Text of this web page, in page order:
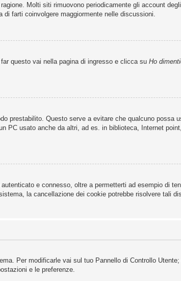
Molti siti rimuovono periodicamente gli account
farti coinvolgere maggiormente nelle discussioni.
questo vai nella pagina di ingresso e clicca su Ho
prestabilito. Questo serve a evitare che qualcuno possa
PC usato anche da altri, ad es. in biblioteca, Internet
e connesso, oltre a permetterti ad esempio di
la cancellazione dei cookie potrebbe risolvere tali
Per modificarle vai sul tuo Pannello di Controllo
e le preferenze.